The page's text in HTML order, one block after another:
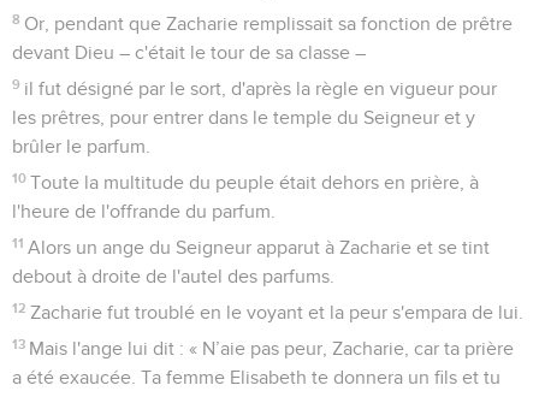
8 Or, pendant que Zacharie remplissait sa fonction de prêtre
devant Dieu – c'était le tour de sa classe –
9 il fut désigné par le sort, d'après la règle en vigueur pour
les prêtres, pour entrer dans le temple du Seigneur et y
brûler le parfum.
10 Toute la multitude du peuple était dehors en prière, à
l'heure de l'offrande du parfum.
11 Alors un ange du Seigneur apparut à Zacharie et se tint
debout à droite de l'autel des parfums.
12 Zacharie fut troublé en le voyant et la peur s'empara de lui.
13 Mais l'ange lui dit : « N’aie pas peur, Zacharie, car ta prière
a été exaucée. Ta femme Elisabeth te donnera un fils et tu